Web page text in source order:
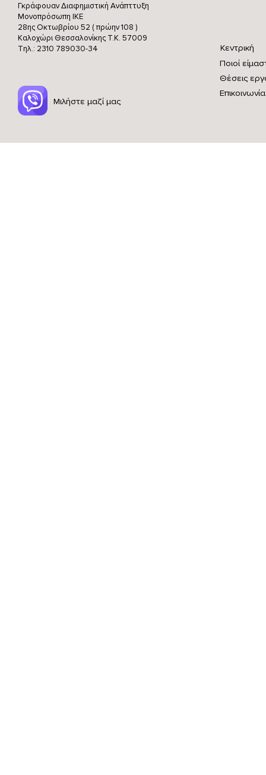
Γκράφουαν Διαφημιστική Ανάπττυξη
Μονοπρόσωπη ΙΚΕ
28ης Οκτωβρίου 52 ( πρώην 108 )
Καλοχώρι Θεσσαλονίκης Τ.Κ. 57009
Τηλ.: 2310 789030-34
Κεντρική
Ποιοί
Θέσεις
Επικοινωνία
Μιλήστε μαζί μας